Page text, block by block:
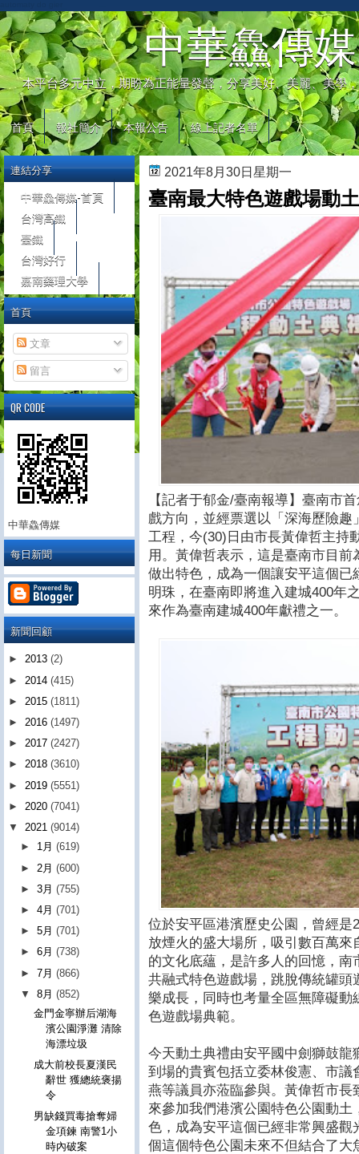
中華鱻傳媒
本平台多元中立，期盼為正能量發聲，分享美好、美麗、美學
首頁 報社簡介 本報公告 線上記者名單
2021年8月30日星期一
臺南最大特色遊戲場動
【記者于郁金/臺南報導】臺南市
戲方向，並經票選以「深海歷險
工程，今(30)日由市長黃偉哲主持
用。黃偉哲表示，這是臺南市目
做出特色，成為一個讓安平這個
明珠，在臺南即將進入建城400年
來作為臺南建城400年獻禮之一。
位於安平區港濱歷史公園，曾經是
放煙火的盛大場所，吸引數百萬
的文化底蘊，是許多人的回憶，
共融式特色遊戲場，跳脫傳統罐
樂成長，同時也考量全區無障礙
色遊戲場典範。
今天動土典禮由安平國中劍獅鼓
到場的貴賓包括立委林俊憲、市
燕等議員亦蒞臨參與。黃偉哲市
來參加我們港濱公園特色公園動
色，成為安平這個已經非常興盛
個這個特色公園未來不但結合了
連結分享
中華鱻傳媒-首頁
台灣高鐵
臺鐵
台灣好行
嘉南藥理大學
首頁
文章
留言
QR CODE
中華鱻傳媒
每日新聞
新聞回顧
► 2013 (2)
► 2014 (415)
► 2015 (1811)
► 2016 (1497)
► 2017 (2427)
► 2018 (3610)
► 2019 (5551)
► 2020 (7041)
▼ 2021 (9014)
► 1月(619)
► 2月(600)
►3月(755)
►4月(701)
►5月(701)
►6月(738)
►7月(866)
▼8月(852)
金門金寧辦后湖海
濱公園淨灘 清除
海漂垃圾
成大前校長夏漢民
辭世 獲總統褒揚
令
男缺錢買毒搶奪婦
金項鍊 南警1小
時內破案